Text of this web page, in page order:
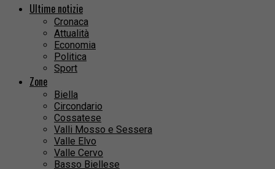
Ultime notizie
Cronaca
Attualità
Economia
Politica
Sport
Zone
Biella
Circondario
Cossatese
Valli Mosso e Sessera
Valle Elvo
Valle Cervo
Basso Biellese